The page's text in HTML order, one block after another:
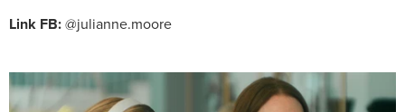
Link FB:@julianne.moore